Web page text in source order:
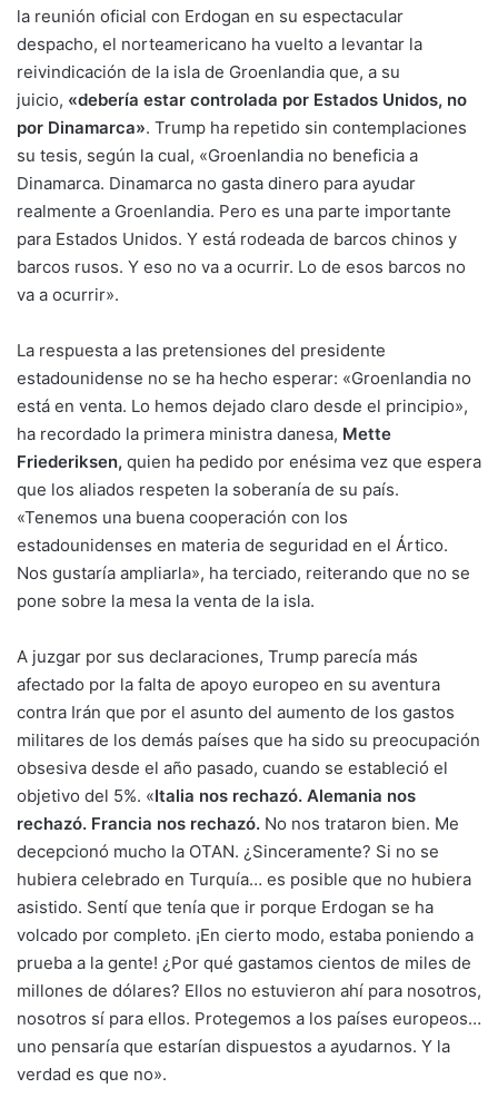
la reunión oficial con Erdogan en su espectacular
despacho, el norteamericano ha vuelto a levantar la
reivindicación de la isla de Groenlandia que, a su
juicio, «debería estar controlada por Estados Unidos, no
por Dinamarca». Trump ha repetido sin contemplaciones
su tesis, según la cual, «Groenlandia no beneficia a
Dinamarca. Dinamarca no gasta dinero para ayudar
realmente a Groenlandia. Pero es una parte importante
para Estados Unidos. Y está rodeada de barcos chinos y
barcos rusos. Y eso no va a ocurrir. Lo de esos barcos no
va a ocurrir».
La respuesta a las pretensiones del presidente
estadounidense no se ha hecho esperar: «Groenlandia no
está en venta. Lo hemos dejado claro desde el principio»,
ha recordado la primera ministra danesa, Mette
Friederiksen, quien ha pedido por enésima vez que espera
que los aliados respeten la soberanía de su país.
«Tenemos una buena cooperación con los
estadounidenses en materia de seguridad en el Ártico.
Nos gustaría ampliarla», ha terciado, reiterando que no se
pone sobre la mesa la venta de la isla.
A juzgar por sus declaraciones, Trump parecía más
afectado por la falta de apoyo europeo en su aventura
contra Irán que por el asunto del aumento de los gastos
militares de los demás países que ha sido su preocupación
obsesiva desde el año pasado, cuando se estableció el
objetivo del 5%. «Italia nos rechazó. Alemania nos
rechazó. Francia nos rechazó. No nos trataron bien. Me
decepcionó mucho la OTAN. ¿Sinceramente? Si no se
hubiera celebrado en Turquía… es posible que no hubiera
asistido. Sentí que tenía que ir porque Erdogan se ha
volcado por completo. ¡En cierto modo, estaba poniendo a
prueba a la gente! ¿Por qué gastamos cientos de miles de
millones de dólares? Ellos no estuvieron ahí para nosotros,
nosotros sí para ellos. Protegemos a los países europeos…
uno pensaría que estarían dispuestos a ayudarnos. Y la
verdad es que no».